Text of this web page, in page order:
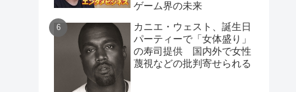
ゲーム界の未来
カニエ・ウェスト、誕生日
パーティーで「女体盛り」
の寿司提供 国内外で女性
蔑視などの批判寄せられる